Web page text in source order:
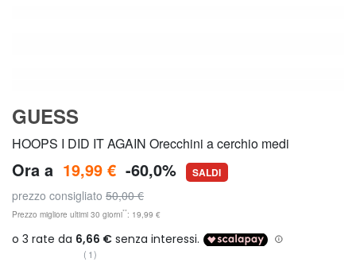
GUESS
HOOPS I DID IT AGAIN Orecchini a cerchio medi
Ora a 19,99 € -60,0% SALDI
prezzo consigliato 50,00 €
Prezzo migliore ultimi 30 giorni**: 19,99 €
(1)